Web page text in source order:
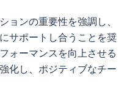
ョンの重要性を強調し、
サポートし合うことを奨
ォーマンスを向上させる
化し、ポジティブなチー